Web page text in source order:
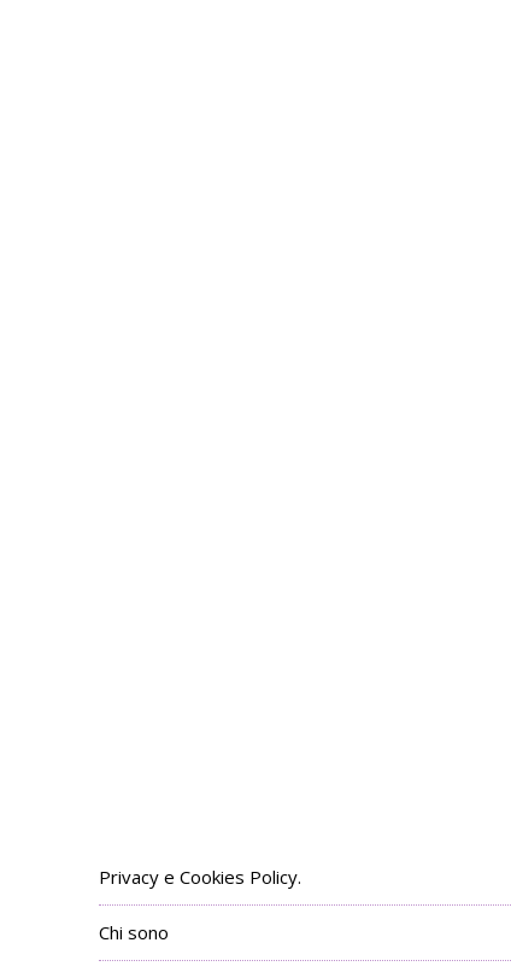
Privacy e Cookies Policy.
Chi sono